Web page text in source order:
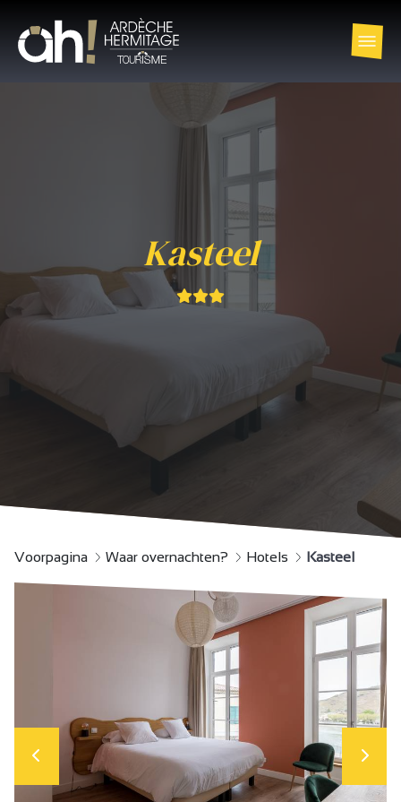
Kasteel
Voorpagina Waar overnachten? Hotels Kasteel